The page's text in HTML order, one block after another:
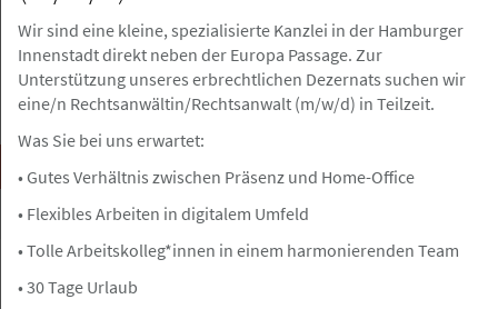
Suchen
Hamburg Angebot
Wir sind eine kleine, spezialisierte Kanzlei in der Hamburger
Innenstadt direkt neben der Europa Passage. Zur
Unterstützung unseres erbrechtlichen Dezernats suchen wir
eine/n Rechtsanwältin/Rechtsanwalt (m/w/d) in Teilzeit.
Was Sie bei uns erwartet:
• Gutes Verhältnis zwischen Präsenz und Home-Office
• Flexibles Arbeiten in digitalem Umfeld
• Tolle Arbeitskolleg*innen in einem harmonierenden Team
• 30 Tage Urlaub